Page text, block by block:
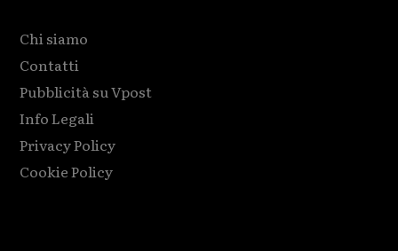
Chi siamo
Contatti
Pubblicità su Vpost
Info Legali
Privacy Policy
Cookie Policy